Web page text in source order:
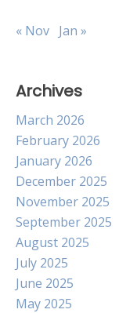
« Nov Jan »
Archives
March 2026
February 2026
January 2026
December 2025
November 2025
September 2025
August 2025
July 2025
June 2025
May 2025